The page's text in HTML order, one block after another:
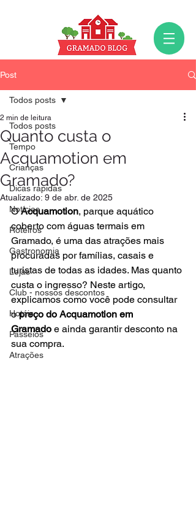
Post
Todos posts
Tempo
Crianças
Dicas rápidas
Notícias
Roteiros
Gastronomia
Lojas
Club - nossos descontos
Hotéis
Passeios
Atrações
Todos posts
Quanto custa o
Acquamotion em
Gramado?
2 min de leitura
Atualizado: 9 de abr. de 2025
O Acquamotion, parque aquático
coberto com águas termais em
Gramado, é uma das atrações mais
procuradas por famílias, casais e
turistas de todas as idades. Mas quanto
custa o ingresso? Neste artigo,
explicamos como você pode consultar
o preço do Acquamotion em
Gramado e ainda garantir desconto na
sua compra.